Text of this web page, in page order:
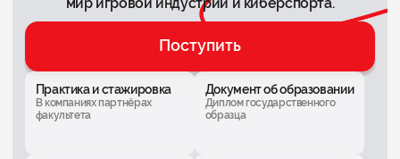
Поступить
Практика и стажировка
В компаниях партнёрах
факультета
Документ об образовании
Диплом государственного
образца